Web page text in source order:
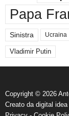
Papa
Sinistra Ucraina
Vladimir Putin
Copyright © 2026
Creato da digital idea